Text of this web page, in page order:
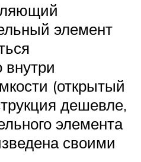
элемент
внутри
(открытый
дешевле,
элемента
своими